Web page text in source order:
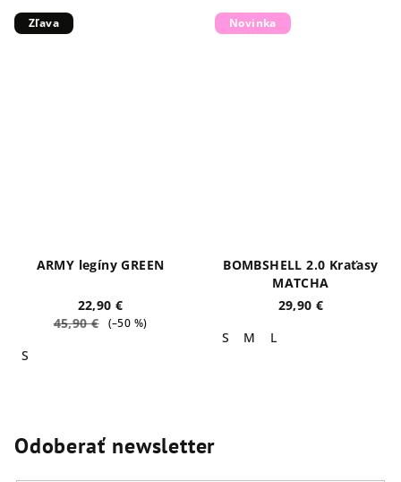
Zľava
ARMY legíny GREEN
22,90 €
45,90 €
(–50 %)
S
Novinka
BOMBSHELL 2.0 Kraťasy
MATCHA
29,90 €
S
M L
Odoberať newsletter